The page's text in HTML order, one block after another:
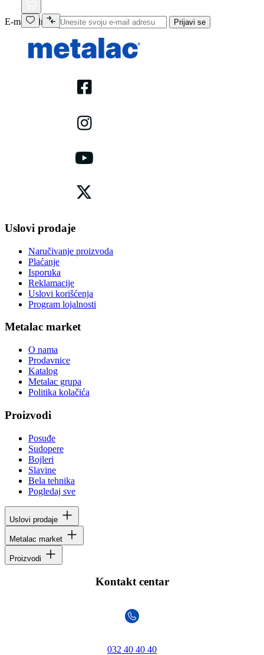
E-mail adresa Prijavi se
Uslovi prodaje
Naručivanje proizvoda
Plaćanje
Isporuka
Reklamacije
Uslovi korišćenja
Program lojalnosti
Metalac market
O nama
Prodavnice
Katalog
Metalac grupa
Politika kolačića
Proizvodi
Posuđe
Sudopere
Bojleri
Slavine
Bela tehnika
Pogledaj sve
Uslovi prodaje
Metalac market
Proizvodi
Kontakt centar
032 40 40 40